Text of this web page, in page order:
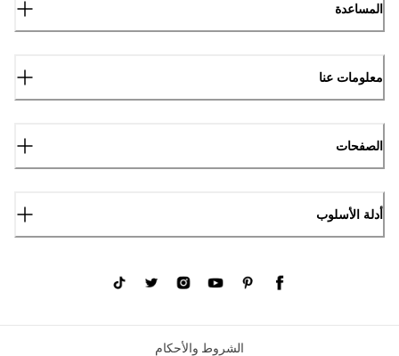
المساعدة
معلومات عنا
الصفحات
أدلة الأسلوب
الشروط والأحكام